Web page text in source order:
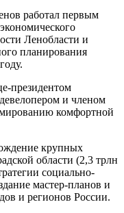
работал первым
Ленобласти и
планирования
президентом
и членом
комфортной
крупных
области (2,3 трлн
социально-
мастер-планов и
и регионов России.